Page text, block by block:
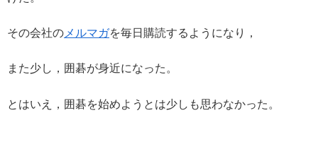
その会社の メルマガを毎日購読するようになり，
また少し，囲碁が身近になった。
とはいえ，囲碁を始めようとは少しも思わなかった。